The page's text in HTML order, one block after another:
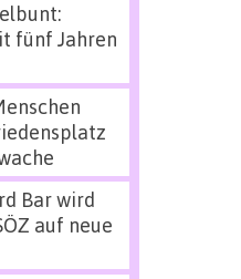
fünf Jahren
Bar wird
auf neue